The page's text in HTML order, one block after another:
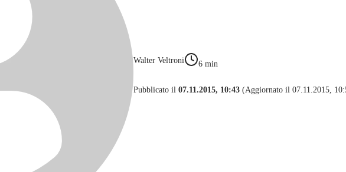
Walter Veltroni 6 min
Pubblicato il 07.11.2015, 10:43 (Aggiornato il 07.11.2015,